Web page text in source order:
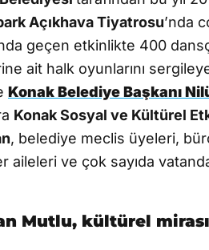
Açıkhava Tiyatrosu’nda
geçen etkinlikte 400
ait halk oyunlarını
Konak Belediye Başkanı
Konak Sosyal ve Kültürel
, belediye meclis üyeleri,
aileleri ve çok sayıda
Mutlu, kültürel